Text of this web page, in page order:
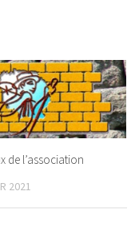
de l’association
2021